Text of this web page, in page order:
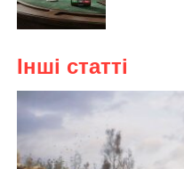
Інші статті